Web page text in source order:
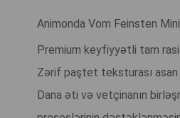
Animonda Vom Feinsten
Premium keyfiyyətli tam
Zərif paştet teksturası asan
Dana əti və vetçinanın